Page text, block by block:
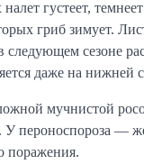
густеет,
гриб зимует.
в следующем сезоне
даже на нижней
мучнистой
пероноспороза —
поражения.